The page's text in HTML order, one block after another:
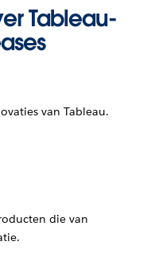
Tableau-
van Tableau.
die van